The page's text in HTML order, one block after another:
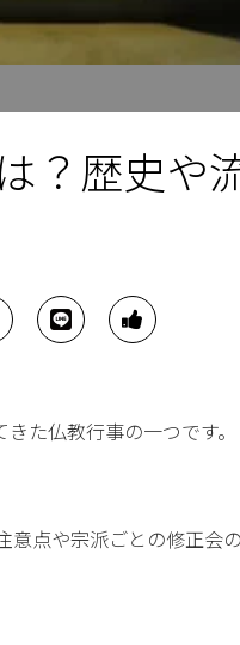
？歴史や
た仏教行事の一つです。
点や宗派ごとの修正会